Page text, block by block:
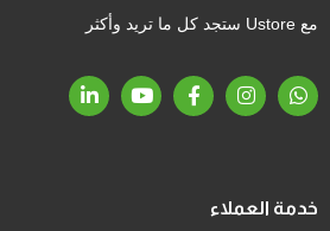
مع Ustore ستجد كل ما تريد وأكثر
خدمة العملاء